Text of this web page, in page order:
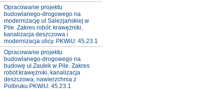
Opracowanie projektu
budowlanego-drogowego na
modernizację ul.Salezjańskiej w
Pile. Zakres robót: krawężniki,
kanalizacja deszczowa i
modernizacja ulicy. PKWiU: 45.23.1
Opracowanie projektu
budowlanego-drogowego na
budowę ul.Zaułek w Pile. Zakres
robót:krawężniki, kanalizacja
deszczowa, nawierzchnia z
Polbruku PKWiU: 45.23.1